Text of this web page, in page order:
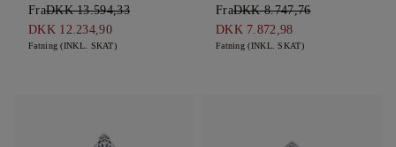
FraDKK 13.594,33
DKK 12.234,90
Fatning (INKL. SKAT)
FraDKK 8.747,76
DKK 7.872,98
Fatning (INKL. SKAT)